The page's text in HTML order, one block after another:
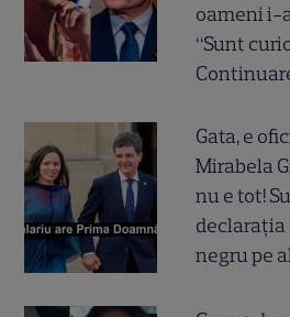
oameni i-
“Sunt
Gata, e
Mirabela
nu e tot!
declarația
negru pe